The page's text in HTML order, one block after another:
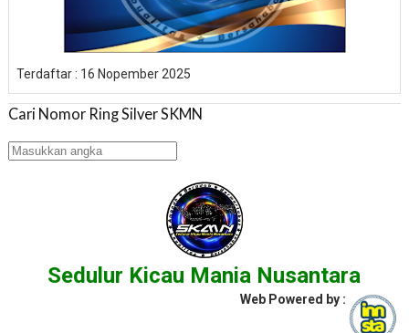
Terdaftar : 16 Nopember 2025
Cari Nomor Ring Silver SKMN
Sedulur Kicau Mania Nusantara
Web Powered by :